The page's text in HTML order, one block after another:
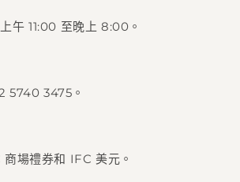
上午 11:00 至晚上 8:00。
5740 3475。
商場禮券和 IFC 美元。